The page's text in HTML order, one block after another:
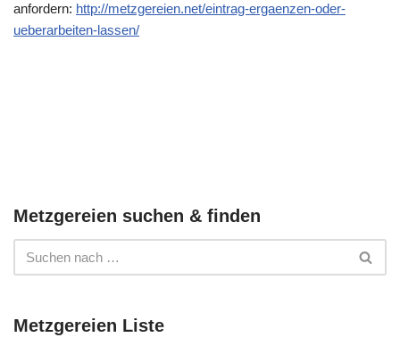
anfordern: http://metzgereien.net/eintrag-ergaenzen-oder-
ueberarbeiten-lassen/
Metzgereien suchen & finden
Metzgereien Liste